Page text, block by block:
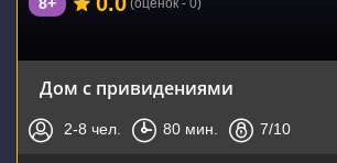
Дом с привидениями
2-8 чел. 80 мин. 7/10